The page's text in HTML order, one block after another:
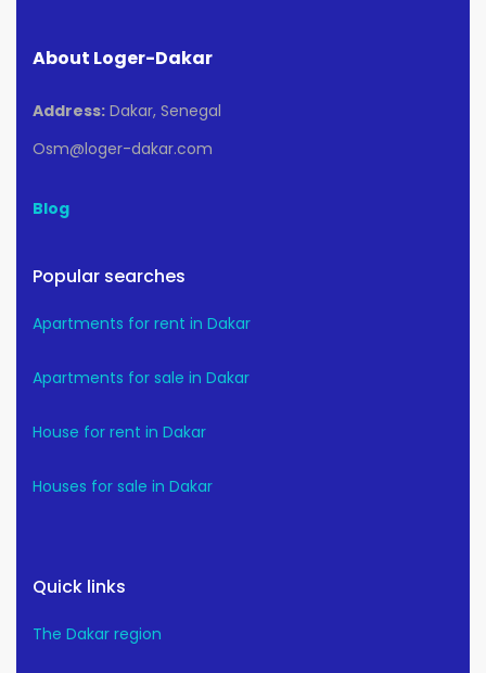
About Loger-Dakar
Address: Dakar, Senegal
Osm@loger-dakar.com
Blog
Popular searches
Apartments for rent in Dakar
Apartments for sale in Dakar
House for rent in Dakar
Houses for sale in Dakar
Quick links
The Dakar region